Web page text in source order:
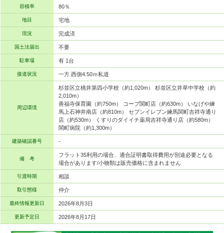
容積率 80％
地目 宅地
現況 完成済
国土法届出 不要
駐車場 有 1台
接道状況 一方 西側4.50ｍ私道
周辺環境
杉並区立桃井第四小学校（約1,020m） 杉並区立井草中学校（約
2,010m）
善福寺保育園（約750m） コープ関町店（約630m） いなげや練
馬上石神井南店（約810m） セブンイレブン練馬関町吉祥寺通り
店（約530m） くすりのダイイチ薬局吉祥寺通り店（約580m）
関町病院（約1,300m）
建築確認番号 -
備 考
フラット35利用の場合、適合証明書取得費用が別途必要となる
場合があります/小物類は販売価格に含まれません
引渡時期 相談
取引態様 仲介
最終情報更新日 2026年8月3日
更新予定日 2026年8月17日